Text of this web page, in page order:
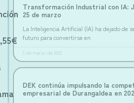
Transformación Industrial con IA:
25 de marzo
La Inteligencia Artificial (IA) ha dejado de
futuro para convertirse en
6 de marzo de 2026
DEK continúa impulsando la
empresarial de Durangaldea en